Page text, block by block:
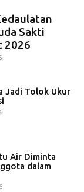
Sakti
2026
Jadi Tolok Ukur
Air Diminta
dalam